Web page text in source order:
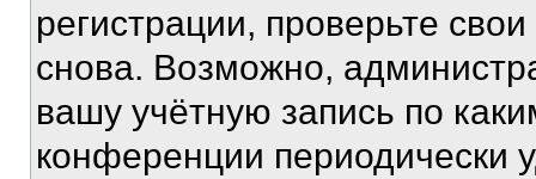
регистрации, проверьте
снова. Возможно,
вашу учётную запись по
конференции периодически